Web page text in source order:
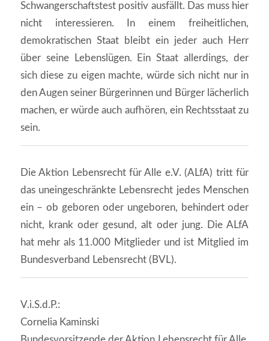
Schwangerschaftstest positiv ausfällt. Das muss hier
nicht interessieren. In einem freiheitlichen,
demokratischen Staat bleibt ein jeder auch Herr
über seine Lebenslügen. Ein Staat allerdings, der
sich diese zu eigen machte, würde sich nicht nur in
den Augen seiner Bürgerinnen und Bürger lächerlich
machen, er würde auch aufhören, ein Rechtsstaat zu
sein.
Die Aktion Lebensrecht für Alle e.V. (ALfA) tritt für
das uneingeschränkte Lebensrecht jedes Menschen
ein – ob geboren oder ungeboren, behindert oder
nicht, krank oder gesund, alt oder jung. Die ALfA
hat mehr als 11.000 Mitglieder und ist Mitglied im
Bundesverband Lebensrecht (BVL).
V.i.S.d.P.:
Cornelia Kaminski